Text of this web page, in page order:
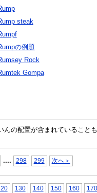
steak
の例題
Rock
Gompa
の配置が含まれていることも
.... 298 299 次へ＞
130 140 150 160 170